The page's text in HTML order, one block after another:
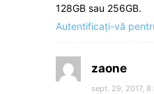
128GB sau 256GB.
Autentificați-vă
zaone
sept. 29, 2017,